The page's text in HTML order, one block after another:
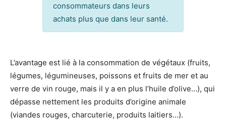
consommateurs dans leurs
achats plus que dans leur santé.
L’avantage est lié à la consommation de végétaux (fruits,
légumes, légumineuses, poissons et fruits de mer et au
verre de vin rouge, mais il y a en plus l’huile d’olive…), qui
dépasse nettement les produits d’origine animale
(viandes rouges, charcuterie, produits laitiers…).